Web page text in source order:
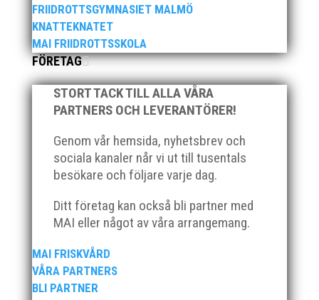
FRIIDROTTSGYMNASIET MALMÖ
KNATTEKNATET
MAI FRIIDROTTSSKOLA
FÖRETAG
STORT TACK TILL ALLA VÅRA
PARTNERS OCH LEVERANTÖRER!
Genom vår hemsida, nyhetsbrev och
sociala kanaler når vi ut till tusentals
besökare och följare varje dag.
Ditt företag kan också bli partner med
MAI eller något av våra arrangemang.
MAI FRISKVÅRD
VÅRA PARTNERS
BLI PARTNER
När Friidrottssverige samlades för fest gick en av
utmärkelserna till MAI och Kalvinknatet – Lasses
skötebarn i alla år. MAI-delegationen fick ta emot
priset ”Årets pulshöjare”, och bland annat fanns
ordförande Fredrik Wennolf på plats för att ta emot
hyllningarna. –...
Som traditionen bjuder så var vi ett helt gäng löpare